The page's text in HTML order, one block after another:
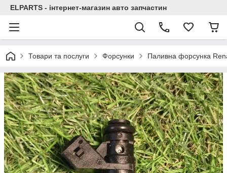
ELPARTS - інтернет-магазин авто запчастин
Товари та послуги Форсунки Паливна форсунка